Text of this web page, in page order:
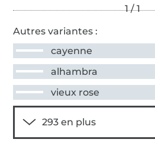
Autres variantes :
cayenne
alhambra
vieux rose